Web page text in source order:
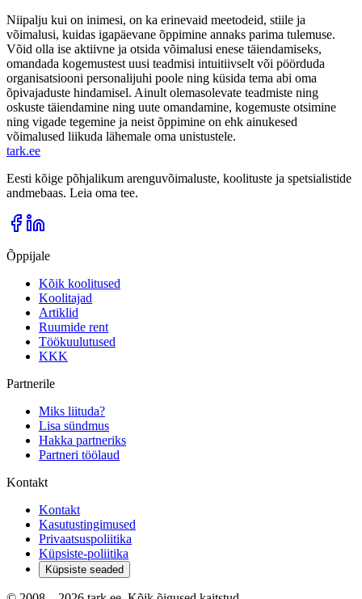
Niipalju kui on inimesi, on ka erinevaid meetodeid, stiile ja
võimalusi, kuidas igapäevane õppimine annaks parima tulemuse.
Võid olla ise aktiivne ja otsida võimalusi enese täiendamiseks,
omandada kogemustest uusi teadmisi intuitiivselt või pöörduda
organisatsiooni personalijuhi poole ning küsida tema abi oma
õpivajaduste hindamisel. Ainult olemasolevate teadmiste ning
oskuste täiendamine ning uute omandamine, kogemuste otsimine
ning vigade tegemine ja neist õppimine on ehk ainukesed
võimalused liikuda lähemale oma unistustele.
tark.ee
Eesti kõige põhjalikum arenguvõimaluste, koolituste ja spetsialistide
andmebaas. Leia oma tee.
Õppijale
Kõik koolitused
Koolitajad
Artiklid
Ruumide rent
Töökuulutused
KKK
Partnerile
Miks liituda?
Lisa sündmus
Hakka partneriks
Partneri töölaud
Kontakt
Kontakt
Kasutustingimused
Privaatsuspoliitika
Küpsiste-poliitika
Küpsiste seaded